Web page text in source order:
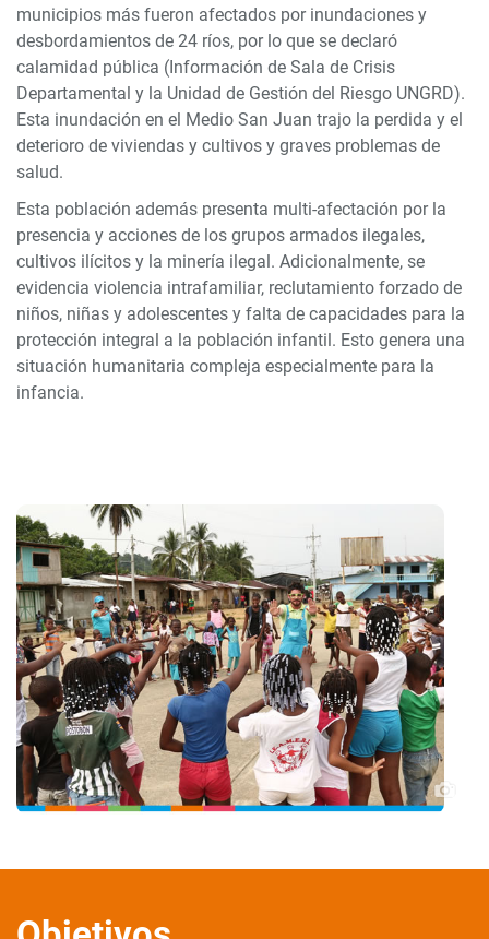
municipios más fueron afectados por inundaciones y
desbordamientos de 24 ríos, por lo que se declaró
calamidad pública (Información de Sala de Crisis
Departamental y la Unidad de Gestión del Riesgo UNGRD).
Esta inundación en el Medio San Juan trajo la perdida y el
deterioro de viviendas y cultivos y graves problemas de
salud.
Esta población además presenta multi-afectación por la
presencia y acciones de los grupos armados ilegales,
cultivos ilícitos y la minería ilegal. Adicionalmente, se
evidencia violencia intrafamiliar, reclutamiento forzado de
niños, niñas y adolescentes y falta de capacidades para la
protección integral a la población infantil. Esto genera una
situación humanitaria compleja especialmente para la
infancia.